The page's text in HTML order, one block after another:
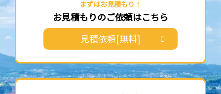
まずはお見積もり！
お見積もりのご依頼はこちら
見積依頼[無料]